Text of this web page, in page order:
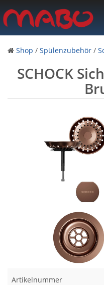
Shop / Spülenzubehör /
SCHOCK
Artikelnummer